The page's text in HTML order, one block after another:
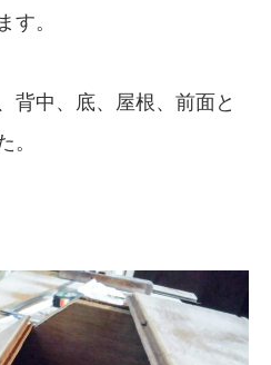
す。
背中、底、屋根、前面と
。